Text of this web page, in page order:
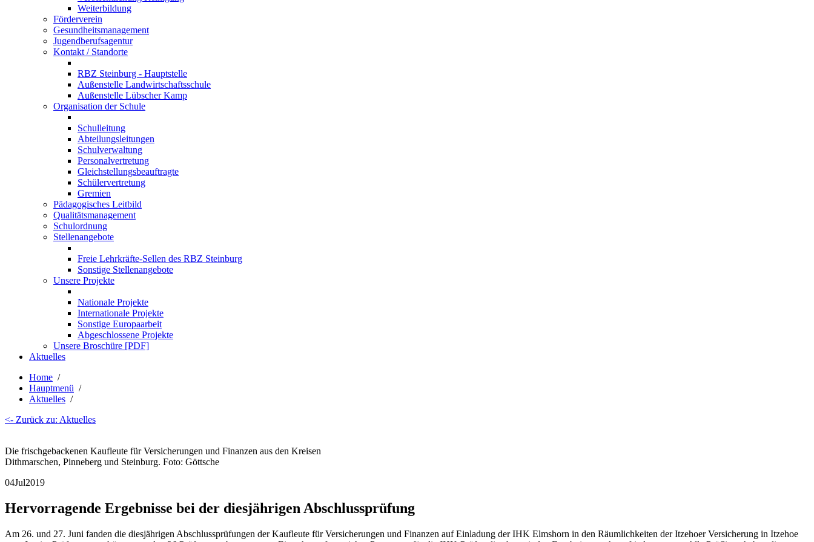
Weiterbildung
Förderverein
Gesundheitsmanagement
Jugendberufsagentur
Kontakt / Standorte
RBZ Steinburg - Hauptstelle
Außenstelle Landwirtschaftsschule
Außenstelle Lübscher Kamp
Organisation der Schule
Schulleitung
Abteilungsleitungen
Schulverwaltung
Personalvertretung
Gleichstellungsbeauftragte
Schülervertretung
Gremien
Pädagogisches Leitbild
Qualitätsmanagement
Schulordnung
Stellenangebote
Freie Lehrkräfte-Sellen des RBZ Steinburg
Sonstige Stellenangebote
Unsere Projekte
Nationale Projekte
Internationale Projekte
Sonstige Europaarbeit
Abgeschlossene Projekte
Unsere Broschüre [PDF]
Aktuelles
Home /
Hauptmenü /
Aktuelles /
<- Zurück zu: Aktuelles
Die frischgebackenen Kaufleute für Versicherungen und Finanzen aus den Kreisen
Dithmarschen, Pinneberg und Steinburg. Foto: Göttsche
04Jul2019
Hervorragende Ergebnisse bei der diesjährigen Abschlussprüfung
Am 26. und 27. Juni fanden die diesjährigen Abschlussprüfungen der Kaufleute für Versicherungen und Finanzen auf Einladung der IHK Elmshorn in den Räumlichkeiten der Itzehoer Versicherung in Itzehoe